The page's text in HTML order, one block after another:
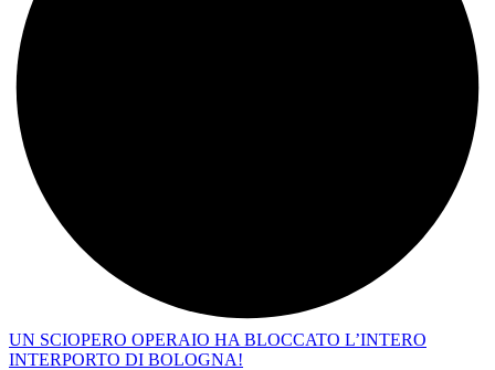
UN SCIOPERO OPERAIO HA BLOCCATO L’INTERO
INTERPORTO DI BOLOGNA!